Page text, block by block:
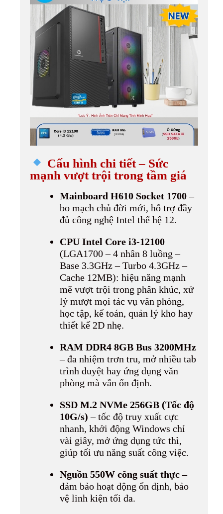
Cấu hình chi tiết – Sức
mạnh vượt trội trong tầm giá
Mainboard H610 Socket 1700–
bo mạch chủ đời mới, hỗ trợ đầy
đủ công nghệ Intel thế hệ 12.
CPU Intel Core i3-12100
(LGA1700 – 4 nhân 8 luồng –
Base 3.3GHz – Turbo 4.3GHz –
Cache 12MB): hiệu năng mạnh
mẽ vượt trội trong phân khúc, xử
lý mượt mọi tác vụ văn phòng,
học tập, kế toán, quản lý kho hay
thiết kế 2D nhẹ.
RAM DDR4 8GB Bus 3200MHz
– đa nhiệm trơn tru, mở nhiều tab
trình duyệt hay ứng dụng văn
phòng mà vẫn ổn định.
SSD M.2 NVMe 256GB (Tốc độ
10G/s) – tốc độ truy xuất cực
nhanh, khởi động Windows chỉ
vài giây, mở ứng dụng tức thì,
giúp tối ưu năng suất công việc.
Nguồn 550W công suất thực–
đảm bảo hoạt động ổn định, bảo
vệ linh kiện tối đa.